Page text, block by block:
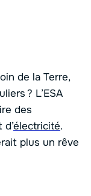
de la Terre,
? L’ESA
des
électricité.
plus un rêve